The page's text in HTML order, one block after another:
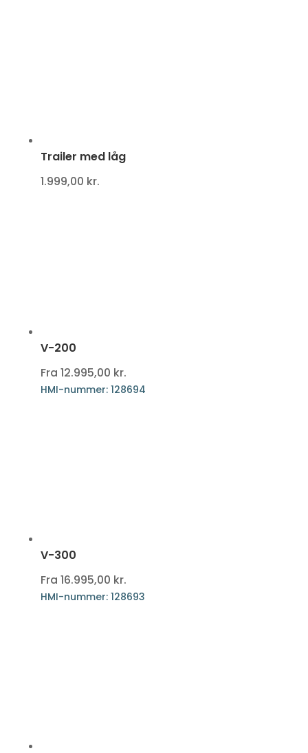
Trailer med låg
1.999,00 kr.
V-200
Fra 12.995,00 kr.
HMI-nummer: 128694
V-300
Fra 16.995,00 kr.
HMI-nummer: 128693